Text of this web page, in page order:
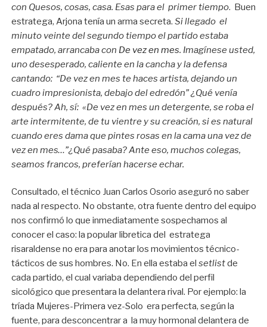
con Quesos, cosas, casa. Esas para el primer tiempo. Buen
estratega, Arjona tenía un arma secreta.Si llegado el
minuto veinte del segundo tiempo el partido estaba
empatado, arrancaba con De vez en mes. Imagínese usted,
uno desesperado, caliente en la cancha y la defensa
cantando: “De vez en mes te haces artista, dejando un
cuadro impresionista, debajo del edredón” ¿Qué venía
después? Ah, sí: «De vez en mes un detergente, se roba el
arte intermitente, de tu vientre y su creación, si es natural
cuando eres dama que pintes rosas en la cama una vez de
vez en mes…”¿Qué pasaba? Ante eso, muchos colegas,
seamos francos, preferían hacerse echar.
Consultado, el técnico Juan Carlos Osorio aseguró no saber
nada al respecto. No obstante, otra fuente dentro del equipo
nos confirmó lo que inmediatamente sospechamos al
conocer el caso: la popular libretica del estratega
risaraldense no era para anotar los movimientos técnico-
tácticos de sus hombres. No. En ella estaba elsetlistde
cada partido, el cual variaba dependiendo del perfil
sicológico que presentara la delantera rival. Por ejemplo: la
tríada Mujeres-Primera vez-Solo era perfecta, según la
fuente, para desconcentrar a la muy hormonal delantera de